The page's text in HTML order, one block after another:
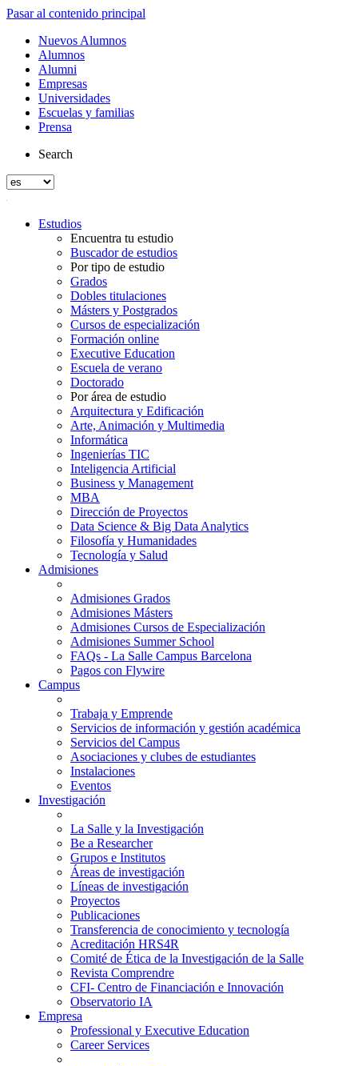
Pasar al contenido principal
Nuevos Alumnos
Alumnos
Alumni
Empresas
Universidades
Escuelas y familias
Prensa
Search
Estudios
Encuentra tu estudio
Buscador de estudios
Por tipo de estudio
Grados
Dobles titulaciones
Másters y Postgrados
Cursos de especialización
Formación online
Executive Education
Escuela de verano
Doctorado
Por área de estudio
Arquitectura y Edificación
Arte, Animación y Multimedia
Informática
Ingenierías TIC
Inteligencia Artificial
Business y Management
MBA
Dirección de Proyectos
Data Science & Big Data Analytics
Filosofía y Humanidades
Tecnología y Salud
Admisiones
Admisiones Grados
Admisiones Másters
Admisiones Cursos de Especialización
Admisiones Summer School
FAQs - La Salle Campus Barcelona
Pagos con Flywire
Campus
Trabaja y Emprende
Servicios de información y gestión académica
Servicios del Campus
Asociaciones y clubes de estudiantes
Instalaciones
Eventos
Investigación
La Salle y la Investigación
Be a Researcher
Grupos e Institutos
Áreas de investigación
Líneas de investigación
Proyectos
Publicaciones
Transferencia de conocimiento y tecnología
Acreditación HRS4R
Comité de Ética de la Investigación de la Salle
Revista Comprendre
CFI- Centro de Financiación e Innovación
Observatorio IA
Empresa
Professional y Executive Education
Career Services